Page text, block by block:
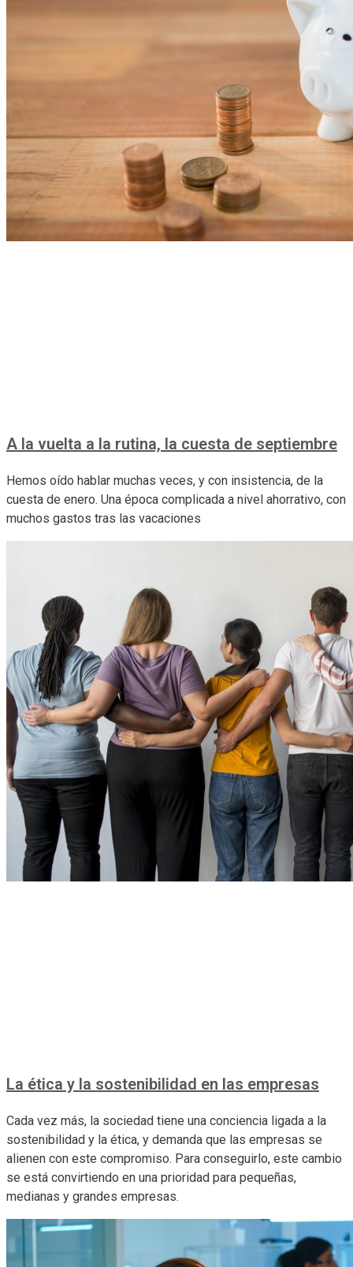
A la vuelta a la rutina, la cuesta de septiembre
Hemos oído hablar muchas veces, y con insistencia, de la
cuesta de enero. Una época complicada a nivel ahorrativo, con
muchos gastos tras las vacaciones
La ética y la sostenibilidad en las empresas
Cada vez más, la sociedad tiene una conciencia ligada a la
sostenibilidad y la ética, y demanda que las empresas se
alienen con este compromiso. Para conseguirlo, este cambio
se está convirtiendo en una prioridad para pequeñas,
medianas y grandes empresas.